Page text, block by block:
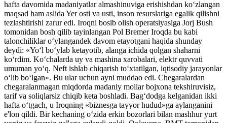
hafta davomida madaniyatlar almashinuviga erishishdan ko‘zlangan
maqsad ham aslida Yer osti va usti, inson resurslariga egalik qilishni
tezlashtirishi zarur edi. Iroqni bosib olish operatsiyasiga Jorj Bush
tomonidan bosh qilib tayinlangan Pol Bremer Iroqda bu kabi
talonchiliklar o‘ylangandek davom etayotgani haqida shunday
deydi: «Yo‘l bo‘ylab ketayotib, alanga ichida qolgan shaharni
ko‘rdim. Ko‘chalarda uy va mashina xarobalari, elektr quvvati
umuman yo‘q. Neft ishlab chiqarish to‘xtatilgan, iqtisodiy jarayonlar
o‘lib bo‘lgan». Bu ular uchun ayni muddao edi. Chegaralardan
chegaralanmagan miqdorda madaniy mollar bojxona tekshiruvisiz,
tarif va soliqlarsiz chiqib keta boshladi. Bag‘dodga kelganidan ikki
hafta o‘tgach, u Iroqning «biznesga tayyor hudud»­ga aylanganini
e'lon qildi. Bir kechaning o‘zida erkin bozorlari bilan mashhur yurt